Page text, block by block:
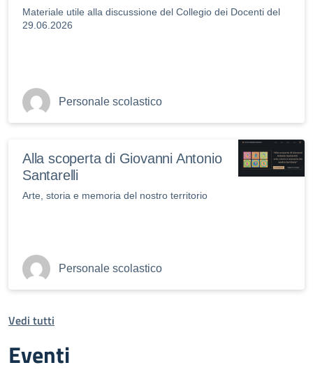
Materiale utile alla discussione del Collegio dei Docenti del
29.06.2026
Personale scolastico
Alla scoperta di Giovanni Antonio
Santarelli
Arte, storia e memoria del nostro territorio
Personale scolastico
Vedi tutti
Eventi